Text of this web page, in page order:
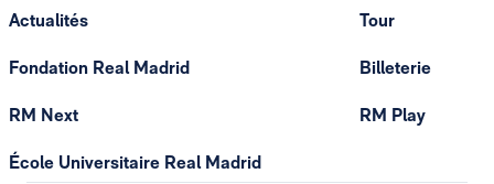
Actualités
Fondation Real Madrid
RM Next
École Universitaire Real Madrid
Tour
Billeterie
RM Play